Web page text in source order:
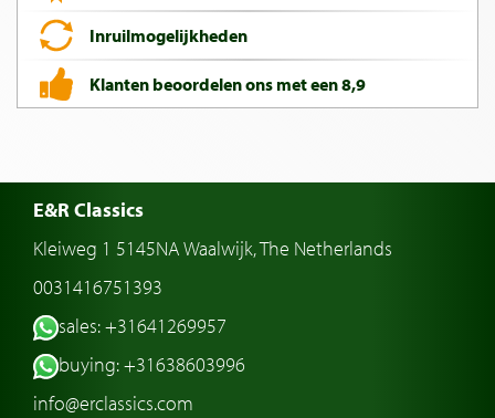
Inruilmogelijkheden
Klanten beoordelen ons met een 8,9
E&R Classics
Kleiweg 1 5145NA Waalwijk, The Netherlands
0031416751393
sales: +31641269957
buying: +31638603996
info@erclassics.com